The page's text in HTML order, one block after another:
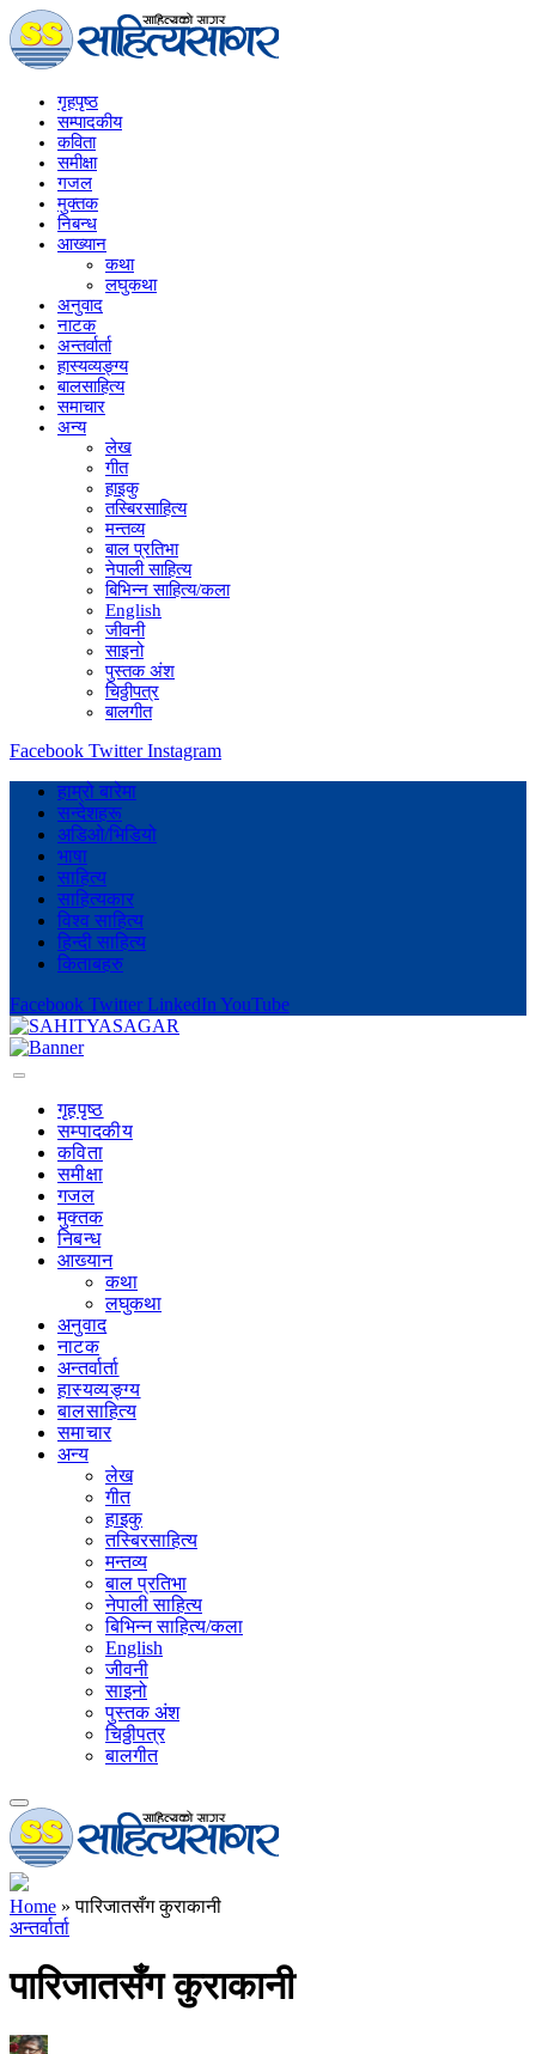
गृहपृष्‍ठ
सम्पादकीय
कविता
समीक्षा
गजल
मुक्तक
निबन्ध
आख्यान
कथा
लघुकथा
अनुवाद
नाटक
अन्तर्वार्ता
हास्यव्यङ्ग्य
बालसाहित्य
समाचार
अन्य
लेख
गीत
हाइकु
तस्बिरसाहित्य
मन्तव्य
बाल प्रतिभा
नेपाली साहित्य
बिभिन्न साहित्य/कला
English
जीवनी
साइनो
पुस्तक अंश
चिठ्ठीपत्र
बालगीत
Facebook Twitter Instagram
हाम्रो बारेमा
सन्देशहरू
अडिओ/भिडियो
भाषा
साहित्य
साहित्यकार
विश्व साहित्य
हिन्दी साहित्य
किताबहरु
Facebook Twitter LinkedIn YouTube
गृहपृष्‍ठ
सम्पादकीय
कविता
समीक्षा
गजल
मुक्तक
निबन्ध
आख्यान
कथा
लघुकथा
अनुवाद
नाटक
अन्तर्वार्ता
हास्यव्यङ्ग्य
बालसाहित्य
समाचार
अन्य
लेख
गीत
हाइकु
तस्बिरसाहित्य
मन्तव्य
बाल प्रतिभा
नेपाली साहित्य
बिभिन्न साहित्य/कला
English
जीवनी
साइनो
पुस्तक अंश
चिठ्ठीपत्र
बालगीत
Home »पारिजातसँग कुराकानी
अन्तर्वार्ता
पारिजातसँग कुराकानी